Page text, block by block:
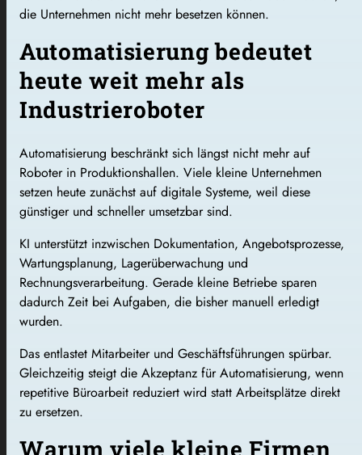
die Unternehmen nicht mehr besetzen können.
Automatisierung bedeutet
heute weit mehr als
Industrieroboter
Automatisierung beschränkt sich längst nicht mehr auf
Roboter in Produktionshallen. Viele kleine Unternehmen
setzen heute zunächst auf digitale Systeme, weil diese
günstiger und schneller umsetzbar sind.
KI unterstützt inzwischen Dokumentation, Angebotsprozesse,
Wartungsplanung, Lagerüberwachung und
Rechnungsverarbeitung. Gerade kleine Betriebe sparen
dadurch Zeit bei Aufgaben, die bisher manuell erledigt
wurden.
Das entlastet Mitarbeiter und Geschäftsführungen spürbar.
Gleichzeitig steigt die Akzeptanz für Automatisierung, wenn
repetitive Büroarbeit reduziert wird statt Arbeitsplätze direkt
zu ersetzen.
Warum viele kleine Firmen